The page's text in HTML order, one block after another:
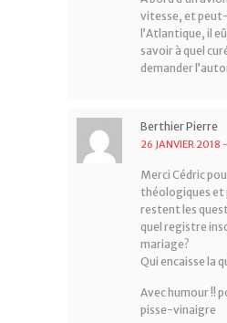
vitesse, et
l’Atlantique, il
savoir à quel
demander
Berthier Pierre
26 JANVIER 2018 -
Merci Cédric
théologiques et
restent les
quel registre
mariage?
Qui encaisse la
Avec humour !!
pisse-vinaigre